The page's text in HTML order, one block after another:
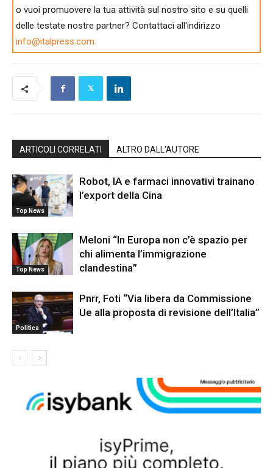
o vuoi promuovere la tua attività sul nostro sito e su quelli
delle testate nostre partner? Contattaci all'indirizzo
info@italpress.com
ARTICOLI CORRELATI ALTRO DALL'AUTORE
Top News
Robot, IA e farmaci innovativi trainano
l’export della Cina
Top News
Meloni “In Europa non c’è spazio per
chi alimenta l’immigrazione
clandestina”
Politica
Pnrr, Foti “Via libera da Commissione
Ue alla proposta di revisione dell’Italia”